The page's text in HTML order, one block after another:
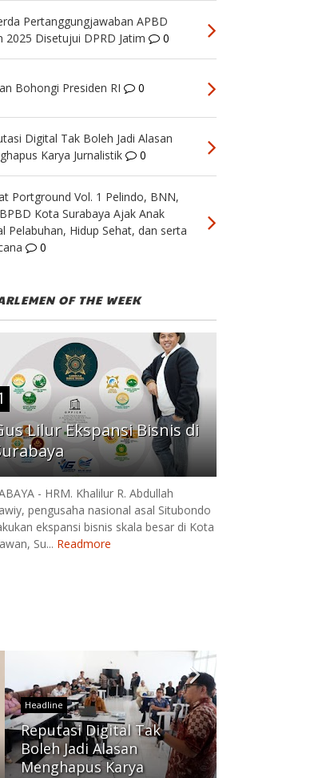
Pertanggungjawaban APBD
2025 Disetujui DPRD Jatim
0
Bohongi Presiden RI 0
Digital Tak Boleh Jadi Alasan
Karya Jurnalistik
0
Portground Vol. 1 Pelindo, BNN,
Kota Surabaya Ajak Anak
Pelabuhan, Hidup Sehat, dan serta
0
OF THE WEEK
Lilur Ekspansi Bisnis di
- HRM. Khalilur R. Abdullah
pengusaha nasional asal Situbondo
ekspansi bisnis skala besar di Kota
Su... Readmore
Headline
Reputasi Digital Tak
Boleh Jadi Alasan
Menghapus Karya